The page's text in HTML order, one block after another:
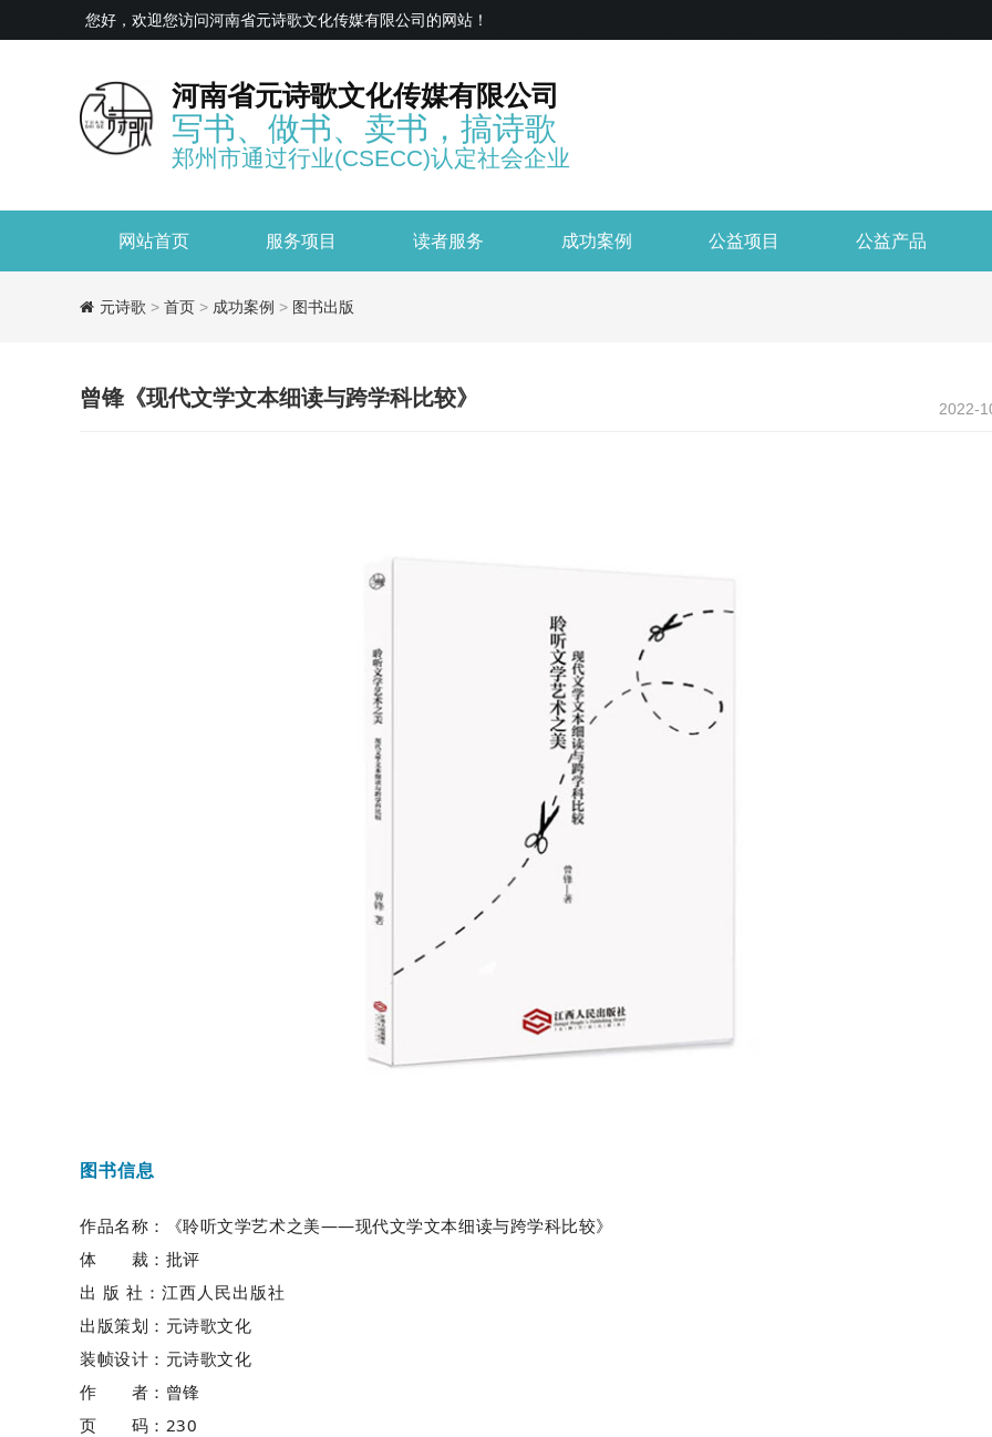
您好，欢迎您访问河南省元诗歌文化传媒有限公司的网站！
河南省元诗歌文化传媒有限公司
写书、做书、卖书，搞诗歌
郑州市通过行业(CSECC)认定社会企业
网站首页 服务项目 读者服务 成功案例 公益项目 公益产品
元诗歌 > 首页 > 成功案例 > 图书出版
曾锋《现代文学文本细读与跨学科比较》 2022-
图书信息
作品名称：《聆听文学艺术之美——现代文学文本细读与跨学科比较》
体
裁：批评
出 版 社：江西人民出版社
出版策划：元诗歌文化
装帧设计：元诗歌文化
作
者：曾锋
页
码：230